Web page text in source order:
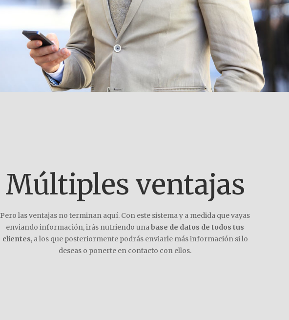
Múltiples ventajas
Pero las ventajas no terminan aquí. Con este sistema y a medida que vayas
enviando información, irás nutriendo unabase de datos de todos tus
clientes, a los que posteriormente podrás enviarle más información si lo
deseas o ponerte en contacto con ellos.